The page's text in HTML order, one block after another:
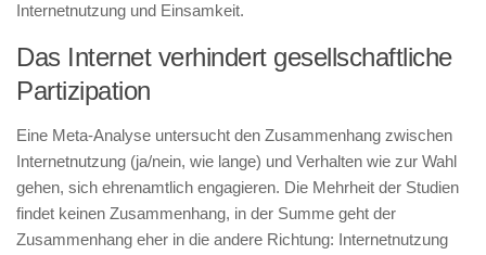
Internetnutzung und Einsamkeit.
Das Internet verhindert gesellschaftliche
Partizipation
Eine Meta-Analyse untersucht den Zusammenhang zwischen
Internetnutzung (ja/nein, wie lange) und Verhalten wie zur Wahl
gehen, sich ehrenamtlich engagieren. Die Mehrheit der Studien
findet keinen Zusammenhang, in der Summe geht der
Zusammenhang eher in die andere Richtung: Internetnutzung